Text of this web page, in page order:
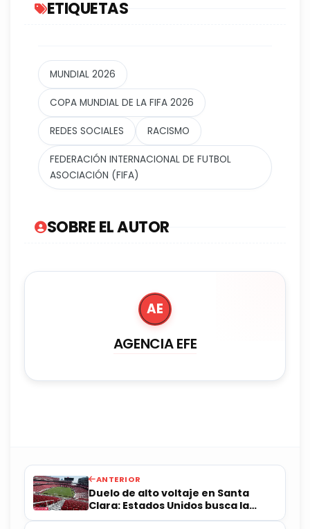
ETIQUETAS
MUNDIAL 2026
COPA MUNDIAL DE LA FIFA 2026
REDES SOCIALES RACISMO
FEDERACIÓN INTERNACIONAL DE FUTBOL
ASOCIACIÓN (FIFA)
SOBRE EL AUTOR
AE
AGENCIA EFE
ANTERIOR
Duelo de alto voltaje en Santa
Clara: Estados Unidos busca la
gloria ante una rocosa Bosnia-